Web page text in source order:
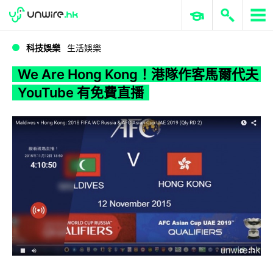
WWDC 2026 ERP 與商業 AI
科技娛樂 生活娛樂
We Are Hong Kong！港隊作客馬爾代夫
YouTube 有免費直播